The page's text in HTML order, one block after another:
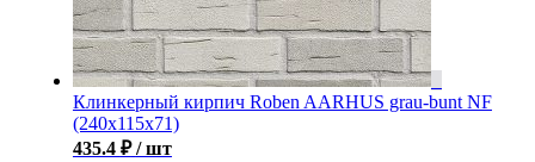
Клинкерный кирпич Roben AARHUS grau-bunt NF
(240х115х71)
435.4 ₽ / шт